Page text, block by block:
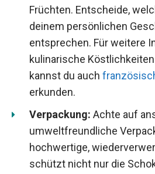
Früchten. Entscheide,
deinem persönlichen
entsprechen. Für weitere
kulinarische
kannst du auch
erkunden.
Verpackung: Achte auf
umweltfreundliche
hochwertige,
schützt nicht nur die